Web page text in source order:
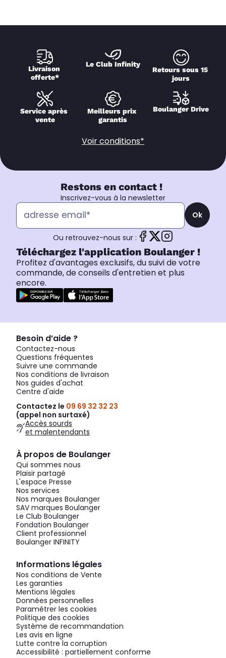
Livraison
offerte*
Le Club Infinity
Retours sous 15
jours
Service après
vente
Meilleurs prix
garantis
Boulanger Drive
Voir conditions*
Restons en contact !
Inscrivez-vous à la newsletter
Ok
Ou retrouvez-nous sur :
Téléchargez l'application Boulanger !
Profitez d'avantages exclusifs, du suivi de votre
commande, de conseils d'entretien et plus
encore.
Besoin d’aide ?
Contactez-nous
Questions fréquentes
Suivre une commande
Nos conditions de livraison
Nos guides d'achat
Centre d'aide
Contactez le 09 69 32 32 23
(appel non surtaxé)
Accès sourds
et malentendants
À propos de Boulanger
Qui sommes nous
Plaisir partagé
L'espace Presse
Nos services
Nos marques Boulanger
SAV marques Boulanger
Le Club Boulanger
Fondation Boulanger
Client professionnel
Boulanger INFINITY
Informations légales
Nos conditions de Vente
Les garanties
Mentions légales
Données personnelles
Paramétrer les cookies
Politique des cookies
Système de recommandation
Les avis en ligne
Lutte contre la corruption
Accessibilité : partiellement conforme